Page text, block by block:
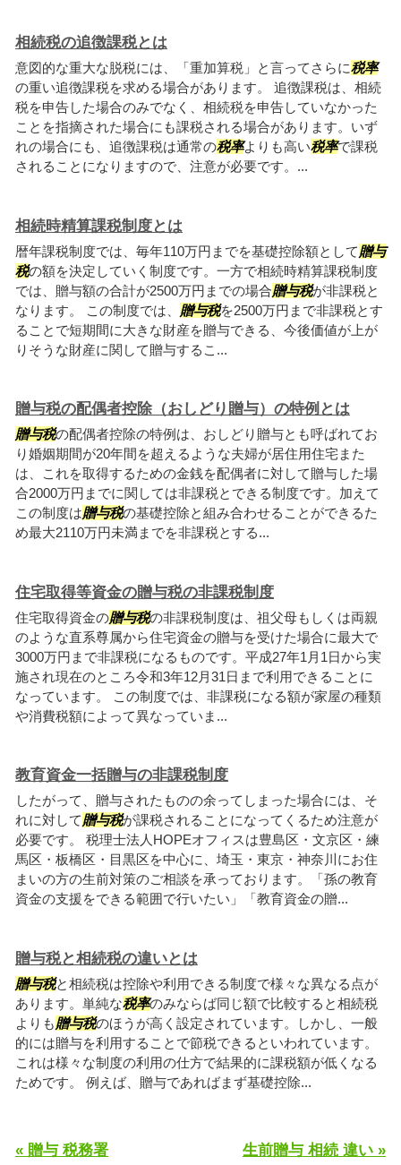
相続税の追徴課税とは
意図的な重大な脱税には、「重加算税」と言ってさらに税率
の重い追徴課税を求める場合があります。 追徴課税は、相続
税を申告した場合のみでなく、相続税を申告していなかった
ことを指摘された場合にも課税される場合があります。いず
れの場合にも、追徴課税は通常の税率よりも高い税率で課税
されることになりますので、注意が必要です。...
相続時精算課税制度とは
暦年課税制度では、毎年110万円までを基礎控除額として贈与
税の額を決定していく制度です。一方で相続時精算課税制度
では、贈与額の合計が2500万円までの場合贈与税が非課税と
なります。 この制度では、 贈与税を2500万円まで非課税とす
ることで短期間に大きな財産を贈与できる、今後価値が上が
りそうな財産に関して贈与するこ...
贈与税の配偶者控除（おしどり贈与）の特例とは
贈与税の配偶者控除の特例は、おしどり贈与とも呼ばれてお
り婚姻期間が20年間を超えるような夫婦が居住用住宅また
は、これを取得するための金銭を配偶者に対して贈与した場
合2000万円までに関しては非課税とできる制度です。加えて
この制度は贈与税の基礎控除と組み合わせることができるた
め最大2110万円未満までを非課税とする...
住宅取得等資金の贈与税の非課税制度
住宅取得資金の贈与税の非課税制度は、祖父母もしくは両親
のような直系尊属から住宅資金の贈与を受けた場合に最大で
3000万円まで非課税になるものです。平成27年1月1日から実
施され現在のところ令和3年12月31日まで利用できることに
なっています。 この制度では、非課税になる額が家屋の種類
や消費税額によって異なっていま...
教育資金一括贈与の非課税制度
したがって、贈与されたものの余ってしまった場合には、そ
れに対して贈与税が課税されることになってくるため注意が
必要です。 税理士法人HOPEオフィスは豊島区・文京区・練
馬区・板橋区・目黒区を中心に、埼玉・東京・神奈川にお住
まいの方の生前対策のご相談を承っております。「孫の教育
資金の支援をできる範囲で行いたい」「教育資金の贈...
贈与税と相続税の違いとは
贈与税と相続税は控除や利用できる制度で様々な異なる点が
あります。単純な税率のみならば同じ額で比較すると相続税
よりも贈与税のほうが高く設定されています。しかし、一般
的には贈与を利用することで節税できるといわれています。
これは様々な制度の利用の仕方で結果的に課税額が低くなる
ためです。 例えば、贈与であればまず基礎控除...
« 贈与 税務署 生前贈与 相続 違い »